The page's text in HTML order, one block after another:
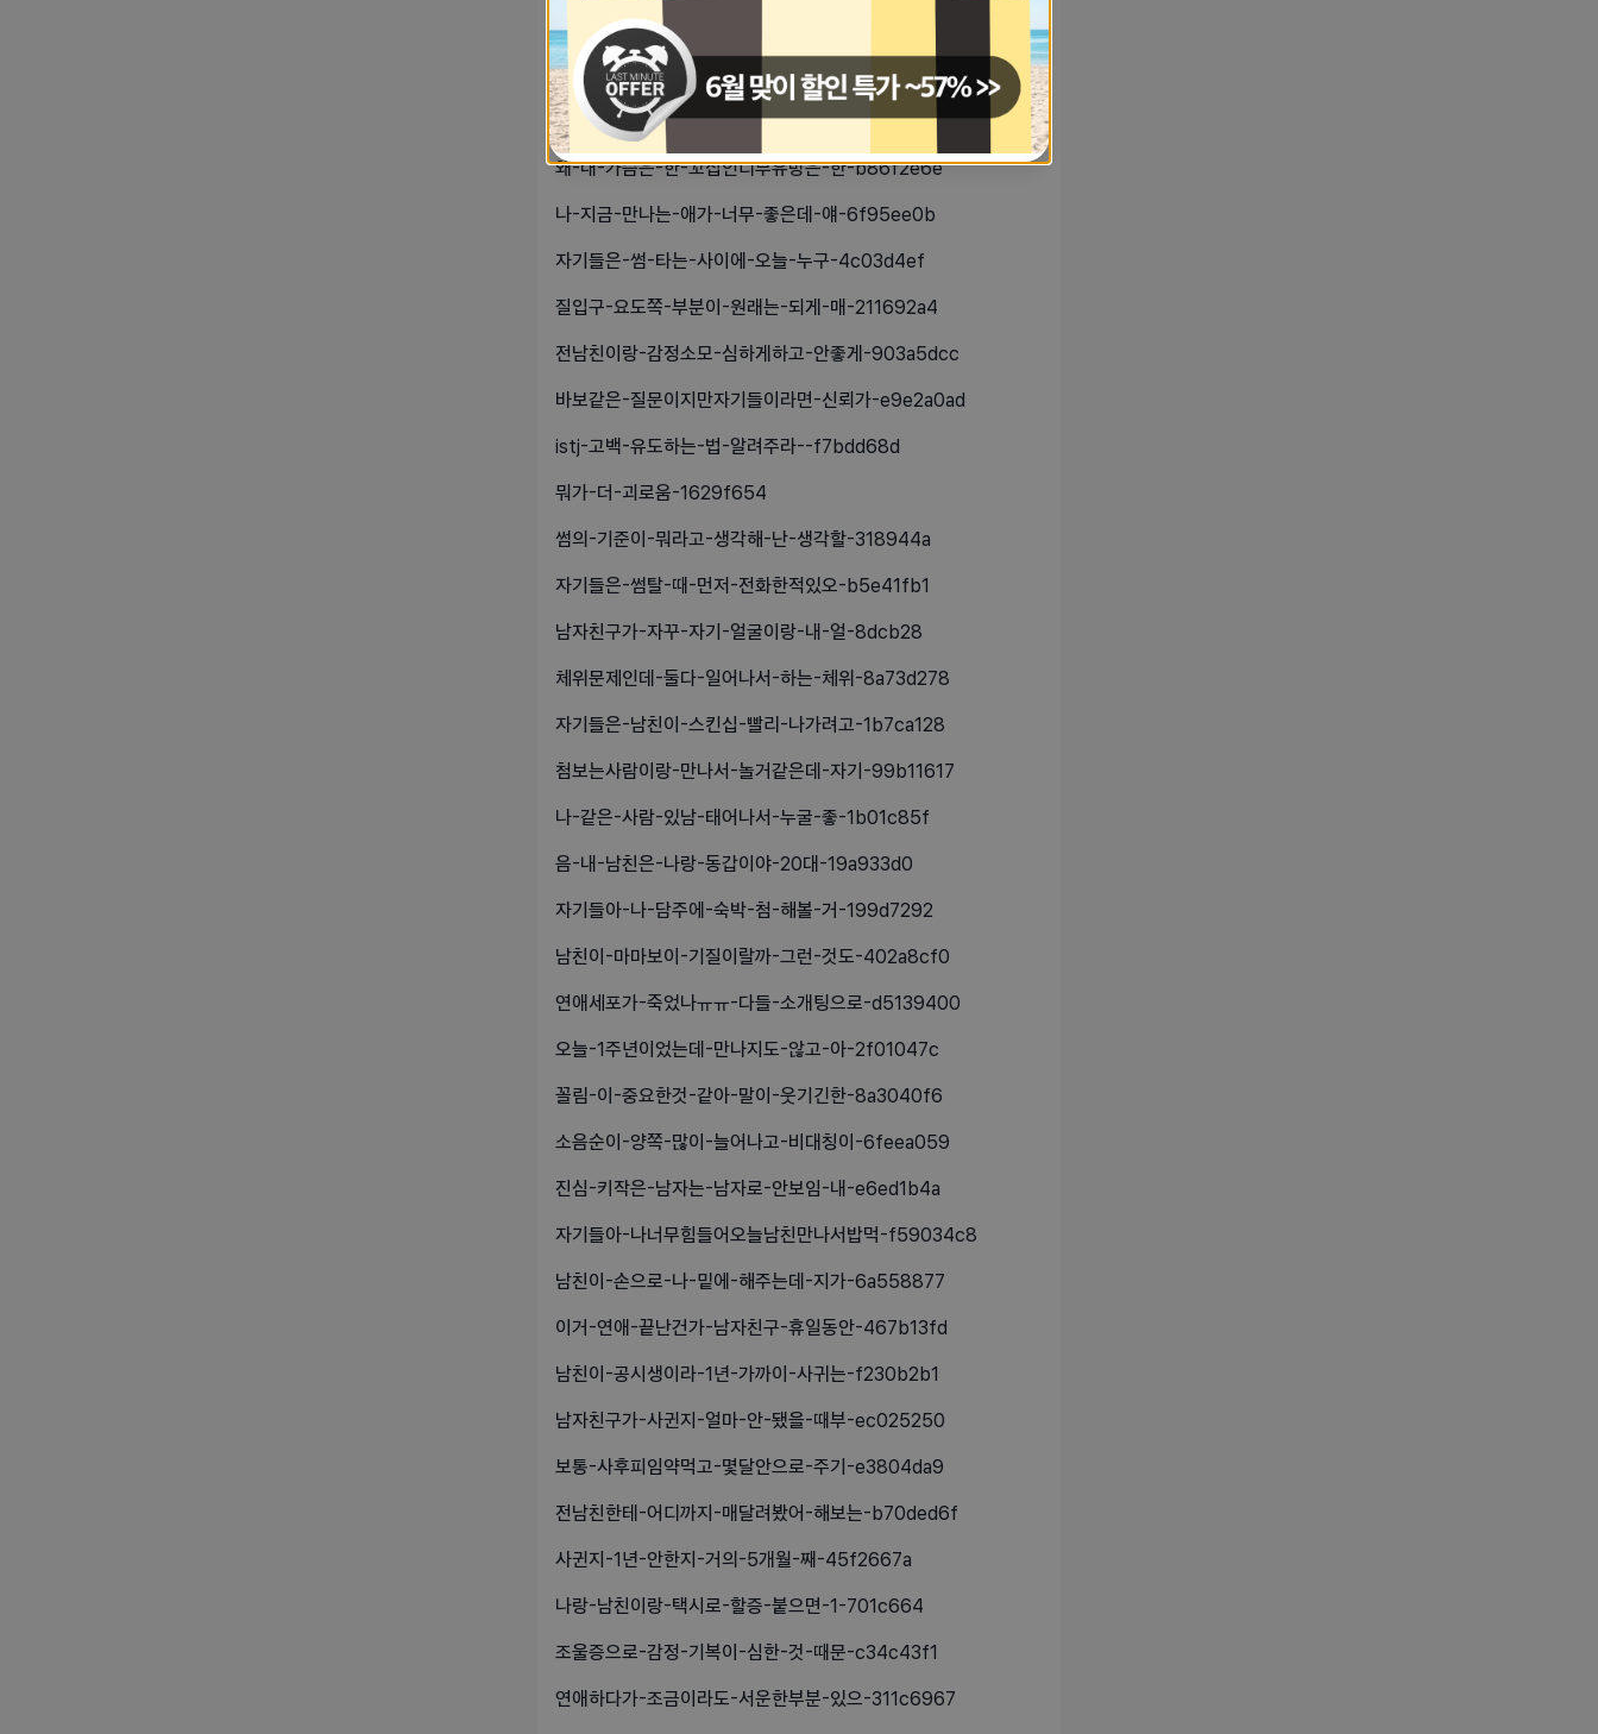
남자친구-발기한게-너무-잘보여-다-그-19749c7e
자고싶은-남자가있는데-남자친구는-아니-ec9c8d49
자기들아-배란일-전후-며칠정도-관계-fa17e264
왜-내-가슴은-한-꼬집인디부유방은-한-b86f2e6e
나-지금-만나는-애가-너무-좋은데-얘-6f95ee0b
자기들은-썸-타는-사이에-오늘-누구-4c03d4ef
질입구-요도쪽-부분이-원래는-되게-매-211692a4
전남친이랑-감정소모-심하게하고-안좋게-903a5dcc
바보같은-질문이지만자기들이라면-신뢰가-e9e2a0ad
istj-고백-유도하는-법-알려주라--f7bdd68d
뭐가-더-괴로움-1629f654
썸의-기준이-뭐라고-생각해-난-생각할-318944a
자기들은-썸탈-때-먼저-전화한적있오-b5e41fb1
남자친구가-자꾸-자기-얼굴이랑-내-얼-8dcb28
체위문제인데-둘다-일어나서-하는-체위-8a73d278
자기들은-남친이-스킨십-빨리-나가려고-1b7ca128
첨보는사람이랑-만나서-놀거같은데-자기-99b11617
나-같은-사람-있남-태어나서-누굴-좋-1b01c85f
음-내-남친은-나랑-동갑이야-20대-19a933d0
자기들아-나-담주에-숙박-첨-해볼-거-199d7292
남친이-마마보이-기질이랄까-그런-것도-402a8cf0
연애세포가-죽었나ㅠㅠ-다들-소개팅으로-d5139400
오늘-1주년이었는데-만나지도-않고-아-2f01047c
꼴림-이-중요한것-같아-말이-웃기긴한-8a3040f6
소음순이-양쪽-많이-늘어나고-비대칭이-6feea059
진심-키작은-남자는-남자로-안보임-내-e6ed1b4a
자기들아-나너무힘들어오늘남친만나서밥먹-f59034c8
남친이-손으로-나-밑에-해주는데-지가-6a558877
이거-연애-끝난건가-남자친구-휴일동안-467b13fd
남친이-공시생이라-1년-가까이-사귀는-f230b2b1
남자친구가-사귄지-얼마-안-됐을-때부-ec025250
보통-사후피임약먹고-몇달안으로-주기-e3804da9
전남친한테-어디까지-매달려봤어-해보는-b70ded6f
사귄지-1년-안한지-거의-5개월-째-45f2667a
나랑-남친이랑-택시로-할증-붙으면-1-701c664
조울증으로-감정-기복이-심한-것-때문-c34c43f1
연애하다가-조금이라도-서운한부분-있으-311c6967